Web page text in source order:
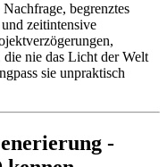
begrenztes
zeitintensive
nie das Licht der Welt
sie unpraktisch
-